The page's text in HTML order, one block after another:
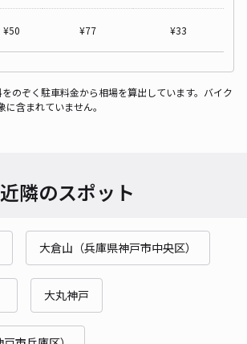
¥50 ¥77 ¥33
のぞく駐車料金から相場を算出しています。バイク
含まれていません。
近隣のスポット
大倉山（兵庫県神戸市中央区）
大丸神戸